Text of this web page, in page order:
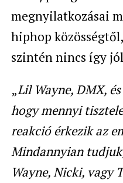
megnyilatkozásai
hiphop
szintén nincs így
„Lil Wayne, DMX,
hogy mennyi
reakció érkezik az
Mindannyian
Wayne, Nicki, vagy